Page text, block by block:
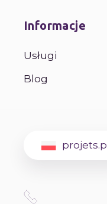
Informacje
Usługi
Blog
projets.pl